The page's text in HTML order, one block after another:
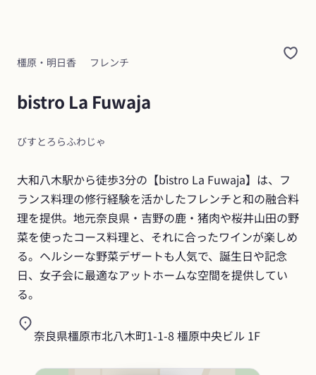
橿原・明日香 フレンチ
bistro La Fuwaja
びすとろらふわじゃ
大和八木駅から徒歩3分の【bistro La Fuwaja】は、フ
ランス料理の修行経験を活かしたフレンチと和の融合料
理を提供。地元奈良県・吉野の鹿・猪肉や桜井山田の野
菜を使ったコース料理と、それに合ったワインが楽しめ
る。ヘルシーな野菜デザートも人気で、誕生日や記念
日、女子会に最適なアットホームな空間を提供してい
る。
奈良県橿原市北八木町1-1-8 橿原中央ビル 1F